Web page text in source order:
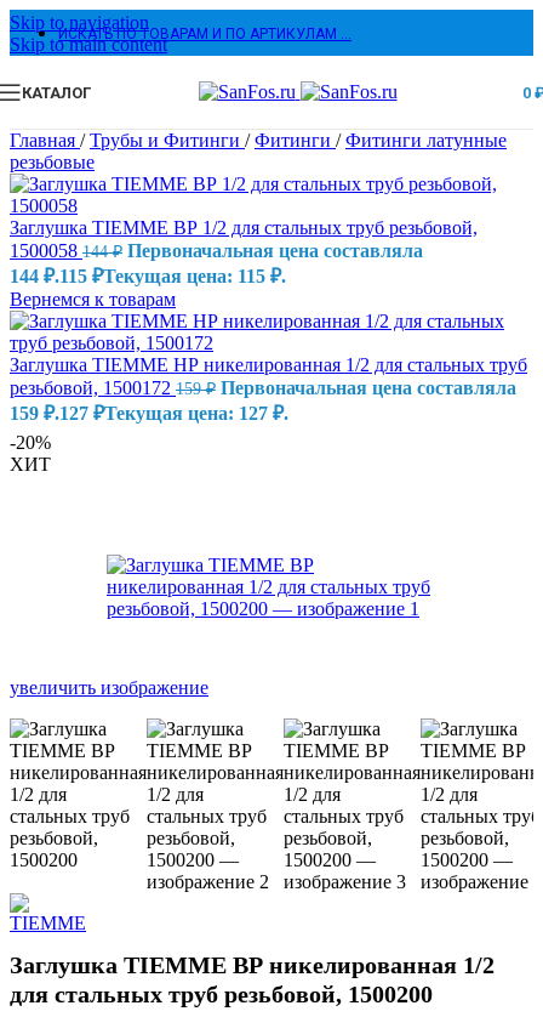
Skip to navigation
Skip to main content
ИСКАТЬ ПО ТОВАРАМ И ПО АРТИКУЛАМ …
КАТАЛОГ 0
Главная / Трубы и Фитинги / Фитинги / Фитинги латунные
резьбовые
Заглушка TIEMME ВР 1/2 для стальных труб резьбовой,
1500058 144₽ Первоначальная цена составляла
144 ₽.115 ₽Текущая цена: 115 ₽.
Вернемся к товарам
Заглушка TIEMME НР никелированная 1/2 для стальных труб
резьбовой, 1500172 159₽ Первоначальная цена составляла
159 ₽.127 ₽Текущая цена: 127 ₽.
-20%
ХИТ
увеличить изображение
Заглушка TIEMME ВР никелированная 1/2
для стальных труб резьбовой, 1500200